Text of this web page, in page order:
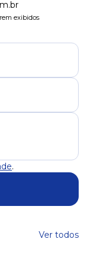
exibidos
.
Ver todos